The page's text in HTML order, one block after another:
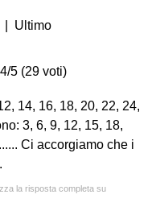
| Ultimo
5 (29 voti)
14, 16, 18, 20, 22, 24,
3, 6, 9, 12, 15, 18,
Ci accorgiamo che i
la risposta completa su